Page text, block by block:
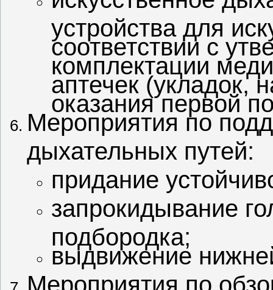
устройства для
соответствии с
комплектации
аптечек (укладок,
оказания первой
Мероприятия по
дыхательных путей:
придание
запрокидывание
подбородка;
выдвижение